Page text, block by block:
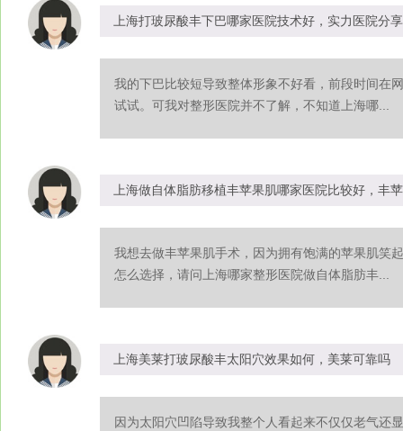
上海打玻尿酸丰下巴哪家医院技术好，实力医院分享
我的下巴比较短导致整体形象不好看，前段时间在
试试。可我对整形医院并不了解，不知道上海哪...
上海做自体脂肪移植丰苹果肌哪家医院比较好，丰
我想去做丰苹果肌手术，因为拥有饱满的苹果肌笑
怎么选择，请问上海哪家整形医院做自体脂肪丰...
上海美莱打玻尿酸丰太阳穴效果如何，美莱可靠吗
因为太阳穴凹陷导致我整个人看起来不仅仅老气还